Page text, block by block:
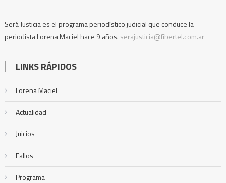
Será Justicia es el programa periodístico judicial que conduce la
periodista Lorena Maciel hace 9 años. serajusticia@fibertel.com.ar
LINKS RÁPIDOS
Lorena Maciel
Actualidad
Juicios
Fallos
Programa